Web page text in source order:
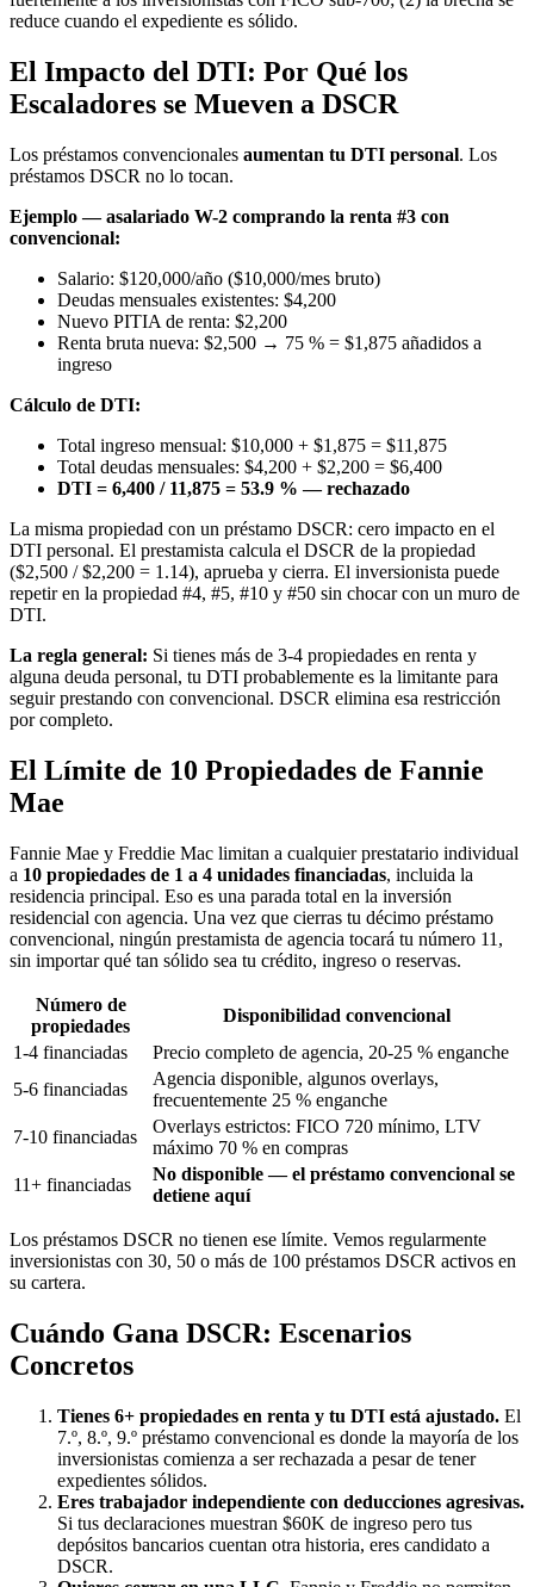
reduce cuando el expediente es sólido.
El Impacto del DTI: Por Qué los
Escaladores se Mueven a DSCR
Los préstamos convencionales aumentan tu DTI personal. Los
préstamos DSCR no lo tocan.
Ejemplo — asalariado W-2 comprando la renta #3 con
convencional:
Salario: $120,000/año ($10,000/mes bruto)
Deudas mensuales existentes: $4,200
Nuevo PITIA de renta: $2,200
Renta bruta nueva: $2,500 → 75 % = $1,875 añadidos a
ingreso
Cálculo de DTI:
Total ingreso mensual: $10,000 + $1,875 = $11,875
Total deudas mensuales: $4,200 + $2,200 = $6,400
DTI = 6,400 / 11,875 = 53.9 % — rechazado
La misma propiedad con un préstamo DSCR: cero impacto en el
DTI personal. El prestamista calcula el DSCR de la propiedad
($2,500 / $2,200 = 1.14), aprueba y cierra. El inversionista puede
repetir en la propiedad #4, #5, #10 y #50 sin chocar con un muro de
DTI.
La regla general: Si tienes más de 3-4 propiedades en renta y
alguna deuda personal, tu DTI probablemente es la limitante para
seguir prestando con convencional. DSCR elimina esa restricción
por completo.
El Límite de 10 Propiedades de Fannie
Mae
Fannie Mae y Freddie Mac limitan a cualquier prestatario individual
a 10 propiedades de 1 a 4 unidades financiadas, incluida la
residencia principal. Eso es una parada total en la inversión
residencial con agencia. Una vez que cierras tu décimo préstamo
convencional, ningún prestamista de agencia tocará tu número 11,
sin importar qué tan sólido sea tu crédito, ingreso o reservas.
Número de
propiedades
Disponibilidad convencional
1-4 financiadas
Precio completo de agencia, 20-25 % enganche
5-6 financiadas
Agencia disponible, algunos overlays,
frecuentemente 25 % enganche
7-10 financiadas
Overlays estrictos: FICO 720 mínimo, LTV
máximo 70 % en compras
11+ financiadas
No disponible — el préstamo convencional se
detiene aquí
Los préstamos DSCR no tienen ese límite. Vemos regularmente
inversionistas con 30, 50 o más de 100 préstamos DSCR activos en
su cartera.
Cuándo Gana DSCR: Escenarios
Concretos
Tienes 6+ propiedades en renta y tu DTI está ajustado. El
7.º, 8.º, 9.º préstamo convencional es donde la mayoría de los
inversionistas comienza a ser rechazada a pesar de tener
expedientes sólidos.
Eres trabajador independiente con deducciones agresivas.
Si tus declaraciones muestran $60K de ingreso pero tus
depósitos bancarios cuentan otra historia, eres candidato a
DSCR.